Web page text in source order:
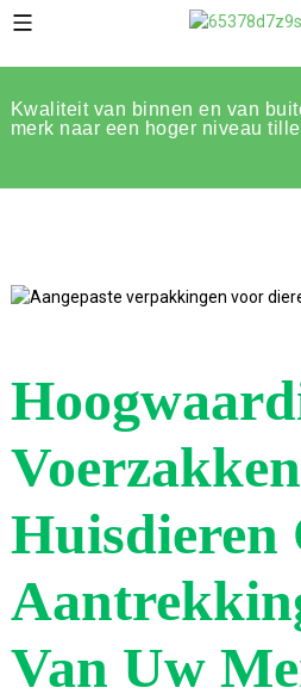
Kwaliteit van binnen en van
merk naar een hoger niveau
Huisdieren
Van Uw